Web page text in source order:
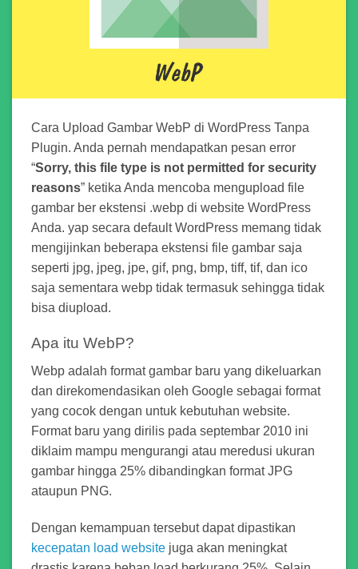
Cara Upload Gambar WebP di WordPress Tanpa
Plugin. Anda pernah mendapatkan pesan error
“Sorry, this file type is not permitted for security
reasons” ketika Anda mencoba mengupload file
gambar ber ekstensi .webp di website WordPress
Anda. yap secara default WordPress memang tidak
mengijinkan beberapa ekstensi file gambar saja
seperti jpg, jpeg, jpe, gif, png, bmp, tiff, tif, dan ico
saja sementara webp tidak termasuk sehingga tidak
bisa diupload.
Apa itu WebP?
Webp adalah format gambar baru yang dikeluarkan
dan direkomendasikan oleh Google sebagai format
yang cocok dengan untuk kebutuhan website.
Format baru yang dirilis pada septembar 2010 ini
diklaim mampu mengurangi atau meredusi ukuran
gambar hingga 25% dibandingkan format JPG
ataupun PNG.
Dengan kemampuan tersebut dapat dipastikan
kecepatan load website juga akan meningkat